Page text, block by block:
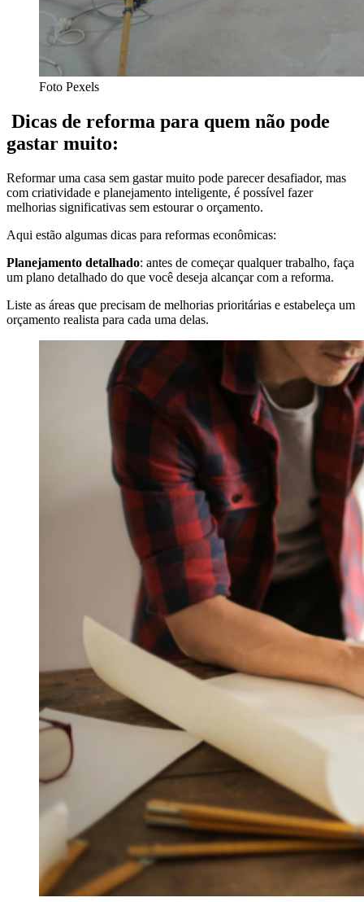
Foto Pexels
Dicas de reforma para quem não pode
gastar muito:
Reformar uma casa sem gastar muito pode parecer desafiador, mas
com criatividade e planejamento inteligente, é possível fazer
melhorias significativas sem estourar o orçamento.
Aqui estão algumas dicas para reformas econômicas:
Planejamento detalhado: antes de começar qualquer trabalho, faça
um plano detalhado do que você deseja alcançar com a reforma.
Liste as áreas que precisam de melhorias prioritárias e estabeleça um
orçamento realista para cada uma delas.